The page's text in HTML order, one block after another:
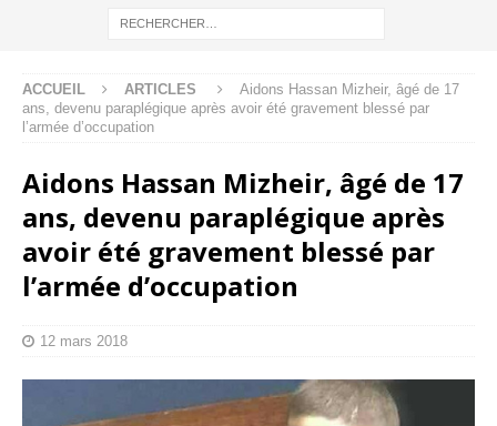
ACCUEIL ARTICLES
Aidons Hassan Mizheir, âgé de 17
ans, devenu paraplégique après avoir été gravement blessé par
l’armée d’occupation
Aidons Hassan Mizheir, âgé de 17
ans, devenu paraplégique après
avoir été gravement blessé par
l’armée d’occupation
12 mars 2018